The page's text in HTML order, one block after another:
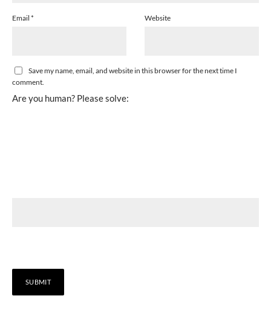
Email * Website
Save my name, email, and website in this browser for the next time I
comment.
Are you human? Please solve: